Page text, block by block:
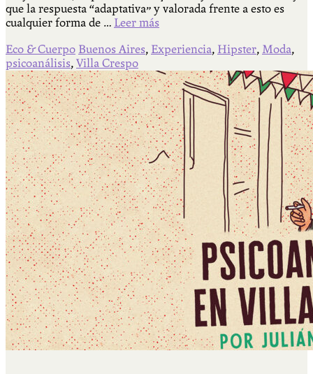
que la respuesta “adaptativa” y valorada frente a esto es
cualquier forma de … Leer más
Eco & Cuerpo Buenos Aires, Experiencia, Hipster, Moda,
psicoanálisis, Villa Crespo